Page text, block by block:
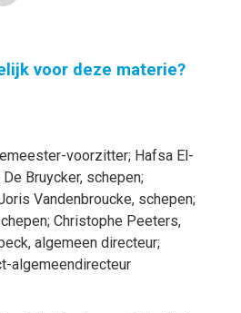
voor deze materie?
voorzitter; Hafsa El-
De Bruycker, schepen;
Vandenbroucke, schepen;
; Christophe Peeters,
, algemeen directeur;
algemeendirecteur